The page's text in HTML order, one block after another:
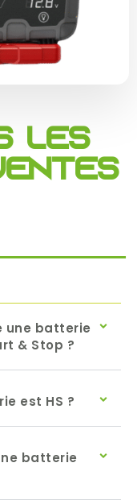
les
une batterie
& Stop ?
est HS ?
batterie